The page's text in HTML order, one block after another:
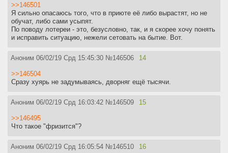
>>146501
Я сильно опасаюсь того, что в приюте её либо вырастят, но не
обучат, либо сами усыпят.
По поводу лотереи - это, безусловно, так, и я скорее хочу понять
и исправить ситуацию, нежели сетовать на бытие. Вот.
Аноним 06/02/19 Срд 15:45:30 №146506 14
>>146504
Сразу хуярь не задумываясь, дворняг ещё тысячи.
Аноним 06/02/19 Срд 16:03:42 №146509 15
>>146495
Что такое "фризится"?
Аноним 06/02/19 Срд 16:05:54 №146510 16